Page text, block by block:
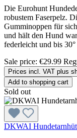
Die Eurohunt
robustem Faserpelz.
Gumminoppen für
und hält den Hund
federleicht und bis 30°
Sale price: €29.99
Prices incl. VAT plus
Add to shopping cart
Sold out
DKWAI